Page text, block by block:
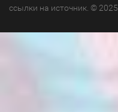
ссылки на источник. © 2025